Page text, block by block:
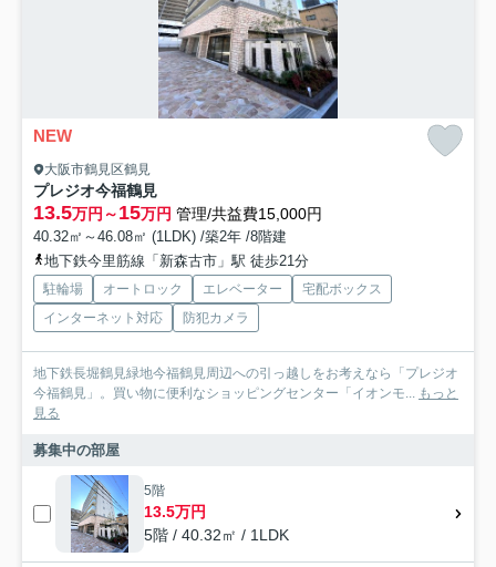
NEW
大阪市鶴見区鶴見
プレジオ今福鶴見
13.5万円～15万円 管理/共益費15,000円
40.32㎡～46.08㎡ (1LDK) /築2年 /8階建
地下鉄今里筋線「新森古市」駅 徒歩21分
駐輪場 オートロック エレベーター
宅配ボックス
インターネット対応
防犯カメラ
地下鉄長堀鶴見緑地今福鶴見周辺への引っ越しをお考えなら「プレジオ
今福鶴見」。買い物に便利なショッピングセンター「イオンモ... もっと
見る
募集中の部屋
5階
13.5万円
5階 / 40.32㎡ / 1LDK